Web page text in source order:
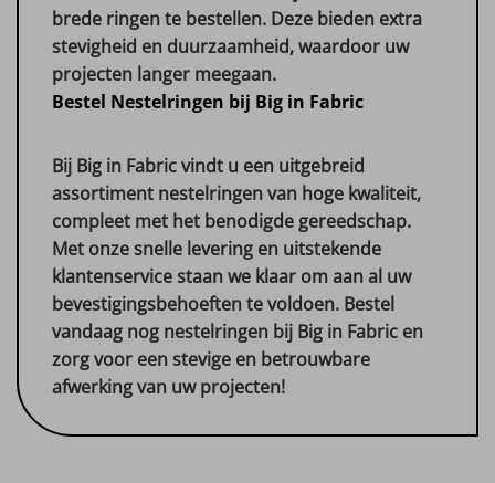
brede ringen te bestellen. Deze bieden extra
stevigheid en duurzaamheid, waardoor uw
projecten langer meegaan.
Bestel Nestelringen bij Big in Fabric
Bij Big in Fabric vindt u een uitgebreid
assortiment nestelringen van hoge kwaliteit,
compleet met het benodigde gereedschap.
Met onze snelle levering en uitstekende
klantenservice staan we klaar om aan al uw
bevestigingsbehoeften te voldoen. Bestel
vandaag nog nestelringen bij Big in Fabric en
zorg voor een stevige en betrouwbare
afwerking van uw projecten!